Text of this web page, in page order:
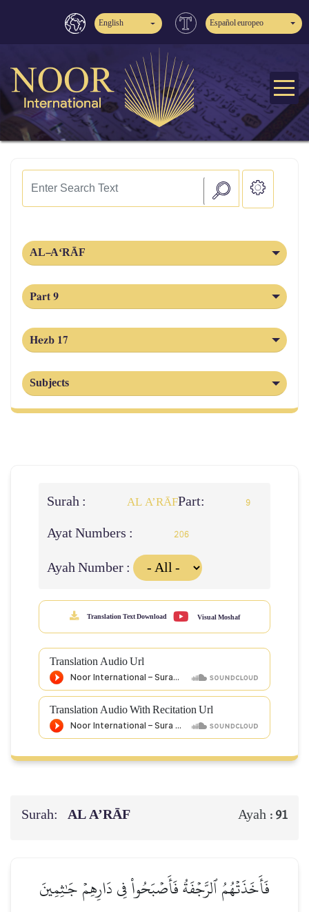
English Español europeo
AL‑A‘RĀF
Part 9
Hezb 17
Subjects
Surah : AL A’RĀFPart: 9
Ayat Numbers : 206
Ayah Number :
Translation Text Download Visual Moshaf
Translation Audio Url
Translation Audio With Recitation Url
Surah: AL A’RĀF Ayah : 91
فَأَخَذَتۡهُمُ ٱلرَّجۡفَةُ فَأَصۡبَحُواْ فِي دَارِهِمۡ جَٰثِمِينَ